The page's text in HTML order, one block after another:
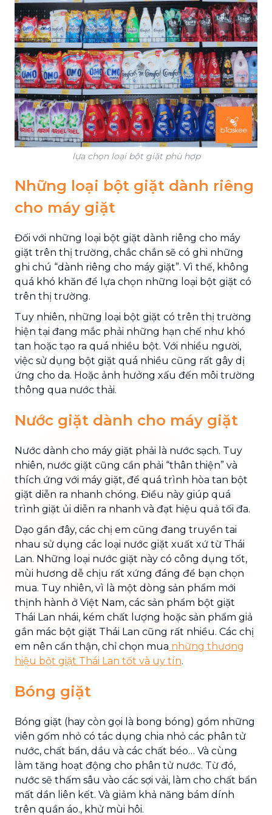
lựa chọn loại bột giặt phù hợp
Những loại bột giặt dành riêng
cho máy giặt
Đối với những loại bột giặt dành riêng cho máy
giặt trên thị trường, chắc chắn sẽ có ghi những
ghi chú “dành riêng cho máy giặt”. Vì thế, không
quá khó khăn để lựa chọn những loại bột giặt có
trên thị trường.
Tuy nhiên, những loại bột giặt có trên thị trường
hiện tại đang mắc phải những hạn chế như khó
tan hoặc tạo ra quá nhiều bột. Với nhiều người,
việc sử dụng bột giặt quá nhiều cũng rất gây dị
ứng cho da. Hoặc ảnh hưởng xấu đến môi trường
thông qua nước thải.
Nước giặt dành cho máy giặt
Nước dành cho máy giặt phải là nước sạch. Tuy
nhiên, nước giặt cũng cần phải “thân thiện” và
thích ứng với máy giặt, để quá trình hòa tan bột
giặt diễn ra nhanh chóng. Điều này giúp quá
trình giặt ủi diễn ra nhanh và đạt hiệu quả tối đa.
Dạo gần đây, các chị em cũng đang truyền tai
nhau sử dụng các loại nước giặt xuất xứ từ Thái
Lan. Những loại nước giặt này có công dụng tốt,
mùi hương dễ chịu rất xứng đáng để bạn chọn
mua. Tuy nhiên, vì là một dòng sản phẩm mới
thịnh hành ở Việt Nam, các sản phẩm bột giặt
Thái Lan nhái, kém chất lượng hoặc sản phẩm giả
gắn mác bột giặt Thái Lan cũng rất nhiều. Các chị
em nên cẩn thận, chỉ chọn mua những thương
hiệu bột giặt Thái Lan tốt và uy tín.
Bóng giặt
Bóng giặt (hay còn gọi là bong bóng) gồm những
viên gốm nhỏ có tác dụng chia nhỏ các phân tử
nước, chất bẩn, dầu và các chất béo… Và cùng
làm tăng hoạt động cho phân tử nước. Từ đó,
nước sẽ thấm sâu vào các sợi vải, làm cho chất bẩn
mất dần liên kết. Và giảm khả năng bám dính
trên quần áo., khử mùi hôi.